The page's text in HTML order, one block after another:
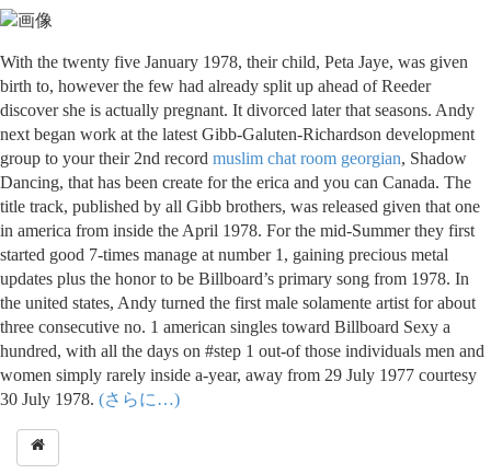
With the twenty five January 1978, their child, Peta Jaye, was given
birth to, however the few had already split up ahead of Reeder
discover she is actually pregnant. It divorced later that seasons. Andy
next began work at the latest Gibb-Galuten-Richardson development
group to your their 2nd record muslim chat room georgian, Shadow
Dancing, that has been create for the erica and you can Canada. The
title track, published by all Gibb brothers, was released given that one
in america from inside the April 1978. For the mid-Summer they first
started good 7-times manage at number 1, gaining precious metal
updates plus the honor to be Billboard’s primary song from 1978. In
the united states, Andy turned the first male solamente artist for about
three consecutive no. 1 american singles toward Billboard Sexy a
hundred, with all the days on #step 1 out-of those individuals men and
women simply rarely inside a-year, away from 29 July 1977 courtesy
30 July 1978. (さらに…)